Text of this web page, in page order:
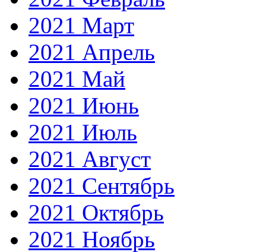
2021 Март
2021 Апрель
2021 Май
2021 Июнь
2021 Июль
2021 Август
2021 Сентябрь
2021 Октябрь
2021 Ноябрь